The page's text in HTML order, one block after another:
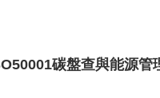
碳盤查與能源管